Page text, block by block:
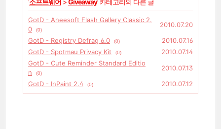
'소프트웨어 >Giveaway' 카테고리의 다른 글
GotD - Aneesoft Flash Gallery Classic 2.
0
(0)
2010.07.20
GotD - Registry Defrag 6.0
(0)
2010.07.16
GotD - Spotmau Privacy Kit
(0)
2010.07.14
GotD - Cute Reminder Standard Editio
n
(0)
2010.07.13
GotD - InPaint 2.4
(0) 2010.07.12